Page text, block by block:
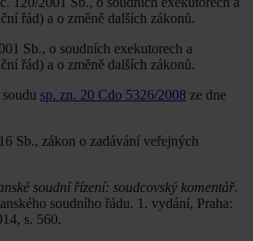
řád) a o změně dalších zákonů.
Sb., o soudních exekutorech a
řád) a o změně dalších zákonů.
sp. zn. 20 Cdo 5326/2008 ze dne
Sb., zákon o zadávání veřejných
soudní řízení: soudcovský komentář.
soudního řádu. 1. vydání, Praha:
s. 560.